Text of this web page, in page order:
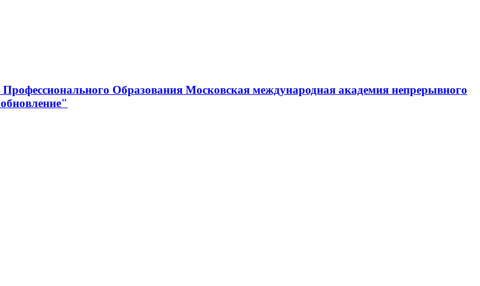
Образования Московская международная академия непрерывного